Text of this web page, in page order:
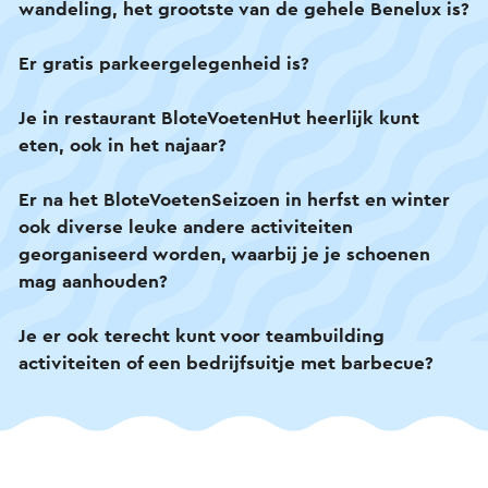
Regenplassen voelen heerlijk aan je voeten en het
meeste druppels.
Bij restaurant BloteVoetenHut kun je ook heerlijk
lunchen en dineren (vegan- en kindvriendelijk!).
dat uitgeroepen is tot Het Mooiste Terras van
Limburg 2025! Meer informatie vind je op de
website.
coaching midden in de natuur en afsluiten met
een heerlijke barbecue?
wandeling, het grootste van de gehele Benelux is?
Er gratis parkeergelegenheid is?
Je in restaurant BloteVoetenHut heerlijk kunt
eten, ook in het najaar?
Er na het BloteVoetenSeizoen in herfst en winter
ook diverse leuke andere activiteiten
georganiseerd worden, waarbij je je schoenen
mag aanhouden?
Je er ook terecht kunt voor teambuilding
activiteiten of een bedrijfsuitje met barbecue?